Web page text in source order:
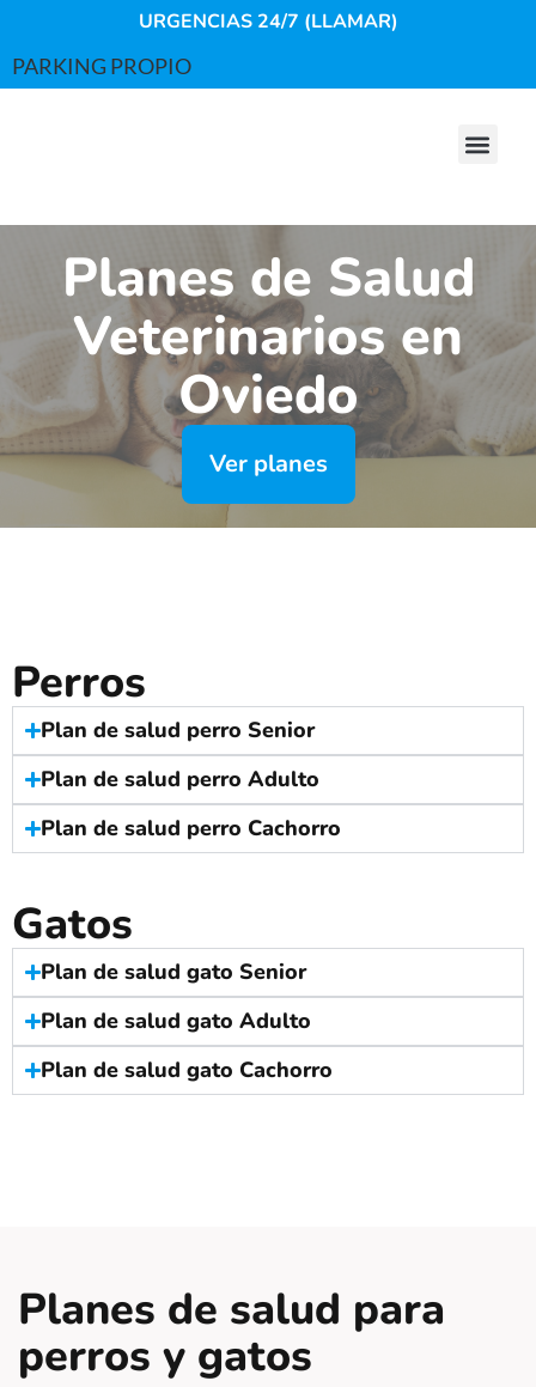
URGENCIAS 24/7 (LLAMAR)
PARKING PROPIO
Planes de Salud
Veterinarios en
Oviedo
Ver planes
Perros
Plan de salud perro Senior
Plan de salud perro Adulto
Plan de salud perro Cachorro
Gatos
Plan de salud gato Senior
Plan de salud gato Adulto
Plan de salud gato Cachorro
Planes de salud para
perros y gatos